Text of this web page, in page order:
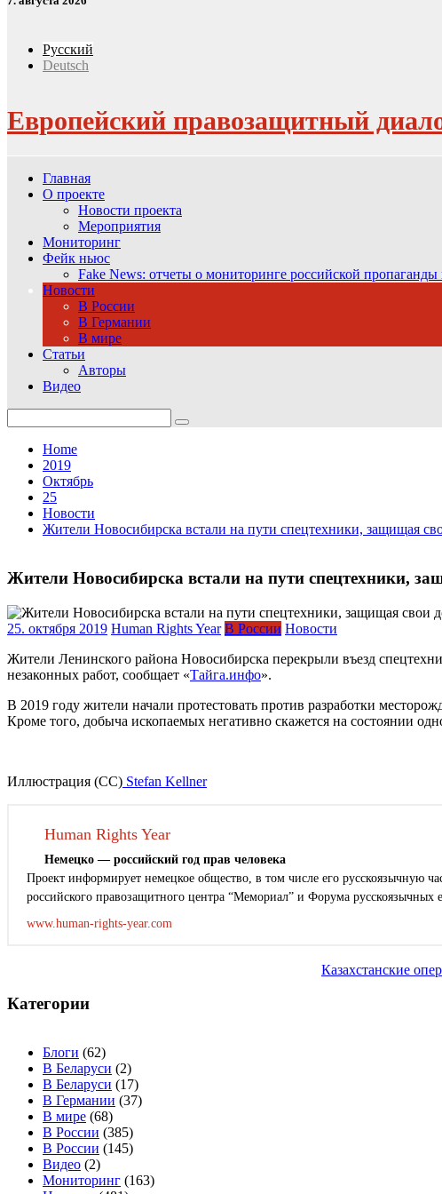
Русский
Deutsch
Европейский правозащитный
Главная
О проекте
Новости проекта
Мероприятия
Мониторинг
Фейк ньюс
Fake News: отчеты о мониторинге российской
Новости
В России
В Германии
В мире
Статьи
Авторы
Видео
for:
Home
2019
Октябрь
25
Новости
Жители Новосибирска встали на пути спецтехники, защищая
Жители Новосибирска встали на пути спецтехники,
25. октября 2019 Human Rights Year В России Новости
Жители Ленинского района Новосибирска перекрыли въезд
незаконных работ, сообщает «Тайга.инфо».
В 2019 году жители начали протестовать против разработки
Кроме того, добыча ископаемых негативно скажется на состоянии
Иллюстрация (СС) Stefan Kellner
Human Rights Year
Немецко — российский год прав человека
Проект информирует немецкое общество, в том числе его русскоязычную
российского правозащитного центра “Мемориал” и Форума
www.human-rights-year.com
записям
Казахстанские
Категории
Блоги (62)
В Беларуси (2)
В Беларуси (17)
В Германии (37)
В мире (68)
В России (385)
В России (145)
Видео (2)
Мониторинг (163)